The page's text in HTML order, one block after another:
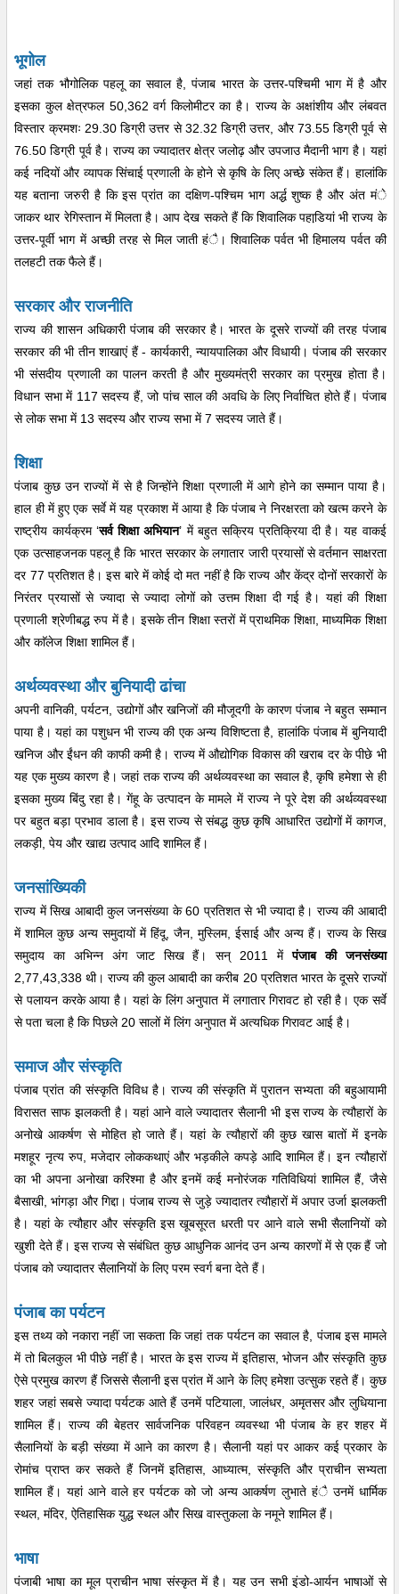
भूगोल
जहां तक भौगोलिक पहलू का सवाल है, पंजाब भारत के उत्तर-पश्चिमी भाग में है और
इसका कुल क्षेत्रफल 50,362 वर्ग किलोमीटर का है। राज्य के अक्षांशीय और लंबवत
विस्तार क्रमशः 29.30 डिग्री उत्तर से 32.32 डिग्री उत्तर, और 73.55 डिग्री पूर्व से
76.50 डिग्री पूर्व है। राज्य का ज्यादातर क्षेत्र जलोढ़ और उपजाउ मैदानी भाग है। यहां
कई नदियों और व्यापक सिंचाई प्रणाली के होने से कृषि के लिए अच्छे संकेत हैं। हालांकि
यह बताना जरुरी है कि इस प्रांत का दक्षिण-पश्चिम भाग अर्द्ध शुष्क है और अंत मंे
जाकर थार रेगिस्तान में मिलता है। आप देख सकते हैं कि शिवालिक पहाडि़यां भी राज्य के
उत्तर-पूर्वी भाग में अच्छी तरह से मिल जाती हंै। शिवालिक पर्वत भी हिमालय पर्वत की
तलहटी तक फैले हैं।
सरकार और राजनीति
राज्य की शासन अधिकारी पंजाब की सरकार है। भारत के दूसरे राज्यों की तरह पंजाब
सरकार की भी तीन शाखाएं हैं - कार्यकारी, न्यायपालिका और विधायी। पंजाब की सरकार
भी संसदीय प्रणाली का पालन करती है और मुख्यमंत्री सरकार का प्रमुख होता है।
विधान सभा में 117 सदस्य हैं, जो पांच साल की अवधि के लिए निर्वाचित होते हैं। पंजाब
से लोक सभा में 13 सदस्य और राज्य सभा में 7 सदस्य जाते हैं।
शिक्षा
पंजाब कुछ उन राज्यों में से है जिन्होंने शिक्षा प्रणाली में आगे होने का सम्मान पाया है।
हाल ही में हुए एक सर्वे में यह प्रकाश में आया है कि पंजाब ने निरक्षरता को खत्म करने के
राष्ट्रीय कार्यक्रम ‘सर्व शिक्षा अभियान’ में बहुत सक्रिय प्रतिक्रिया दी है। यह वाकई
एक उत्साहजनक पहलू है कि भारत सरकार के लगातार जारी प्रयासों से वर्तमान साक्षरता
दर 77 प्रतिशत है। इस बारे में कोई दो मत नहीं है कि राज्य और केंद्र दोनों सरकारों के
निरंतर प्रयासों से ज्यादा से ज्यादा लोगों को उत्तम शिक्षा दी गई है। यहां की शिक्षा
प्रणाली श्रेणीबद्ध रुप में है। इसके तीन शिक्षा स्तरों में प्राथमिक शिक्षा, माध्यमिक शिक्षा
और काॅलेज शिक्षा शामिल हैं।
अर्थव्यवस्था और बुनियादी ढांचा
अपनी वानिकी, पर्यटन, उद्योगों और खनिजों की मौजूदगी के कारण पंजाब ने बहुत सम्मान
पाया है। यहां का पशुधन भी राज्य की एक अन्य विशिष्टता है, हालांकि पंजाब में बुनियादी
खनिज और ईंधन की काफी कमी है। राज्य में औद्योगिक विकास की खराब दर के पीछे भी
यह एक मुख्य कारण है। जहां तक राज्य की अर्थव्यवस्था का सवाल है, कृषि हमेशा से ही
इसका मुख्य बिंदु रहा है। गेंहू के उत्पादन के मामले में राज्य ने पूरे देश की अर्थव्यवस्था
पर बहुत बड़ा प्रभाव डाला है। इस राज्य से संबद्ध कुछ कृषि आधारित उद्योगों में कागज,
लकड़ी, पेय और खाद्य उत्पाद आदि शामिल हैं।
जनसांख्यिकी
राज्य में सिख आबादी कुल जनसंख्या के 60 प्रतिशत से भी ज्यादा है। राज्य की आबादी
में शामिल कुछ अन्य समुदायों में हिंदू, जैन, मुस्लिम, ईसाई और अन्य हैं। राज्य के सिख
समुदाय का अभिन्न अंग जाट सिख हैं। सन् 2011 मेंपंजाब की जनसंख्या
2,77,43,338 थी। राज्य की कुल आबादी का करीब 20 प्रतिशत भारत के दूसरे राज्यों
से पलायन करके आया है। यहां के लिंग अनुपात में लगातार गिरावट हो रही है। एक सर्वे
से पता चला है कि पिछले 20 सालों में लिंग अनुपात में अत्यधिक गिरावट आई है।
समाज और संस्कृति
पंजाब प्रांत की संस्कृति विविध है। राज्य की संस्कृति में पुरातन सभ्यता की बहुआयामी
विरासत साफ झलकती है। यहां आने वाले ज्यादातर सैलानी भी इस राज्य के त्यौहारों के
अनोखे आकर्षण से मोहित हो जाते हैं। यहां के त्यौहारों की कुछ खास बातों में इनके
मशहूर नृत्य रुप, मजेदार लोककथाएं और भड़कीले कपड़े आदि शामिल हैं। इन त्यौहारों
का भी अपना अनोखा करिश्मा है और इनमें कई मनोरंजक गतिविधियां शामिल हैं, जैसे
बैसाखी, भांगड़ा और गिद्दा। पंजाब राज्य से जुड़े ज्यादातर त्यौहारों में अपार उर्जा झलकती
है। यहां के त्यौहार और संस्कृति इस खूबसूरत धरती पर आने वाले सभी सैलानियों को
खुशी देते हैं। इस राज्य से संबंधित कुछ आधुनिक आनंद उन अन्य कारणों में से एक हैं जो
पंजाब को ज्यादातर सैलानियों के लिए परम स्वर्ग बना देते हैं।
पंजाब का पर्यटन
इस तथ्य को नकारा नहीं जा सकता कि जहां तक पर्यटन का सवाल है, पंजाब इस मामले
में तो बिलकुल भी पीछे नहीं है। भारत के इस राज्य में इतिहास, भोजन और संस्कृति कुछ
ऐसे प्रमुख कारण हैं जिससे सैलानी इस प्रांत में आने के लिए हमेशा उत्सुक रहते हैं। कुछ
शहर जहां सबसे ज्यादा पर्यटक आते हैं उनमें पटियाला, जालंधर, अमृतसर और लुधियाना
शामिल हैं। राज्य की बेहतर सार्वजनिक परिवहन व्यवस्था भी पंजाब के हर शहर में
सैलानियों के बड़ी संख्या में आने का कारण है। सैलानी यहां पर आकर कई प्रकार के
रोमांच प्राप्त कर सकते हैं जिनमें इतिहास, आध्यात्म, संस्कृति और प्राचीन सभ्यता
शामिल हैं। यहां आने वाले हर पर्यटक को जो अन्य आकर्षण लुभाते हंै उनमें धार्मिक
स्थल, मंदिर, ऐतिहासिक युद्ध स्थल और सिख वास्तुकला के नमूने शामिल हैं।
भाषा
पंजाबी भाषा का मूल प्राचीन भाषा संस्कृत में है। यह उन सभी इंडो-आर्यन भाषाओं से